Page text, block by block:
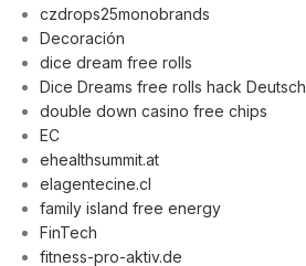
czdrops25monobrands
Decoración
dice dream free rolls
Dice Dreams free rolls hack Deutsch
double down casino free chips
EC
ehealthsummit.at
elagentecine.cl
family island free energy
FinTech
fitness-pro-aktiv.de